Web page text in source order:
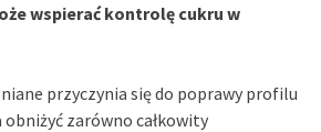
wspierać kontrolę cukru w
przyczynia się do poprawy profilu
zarówno całkowity